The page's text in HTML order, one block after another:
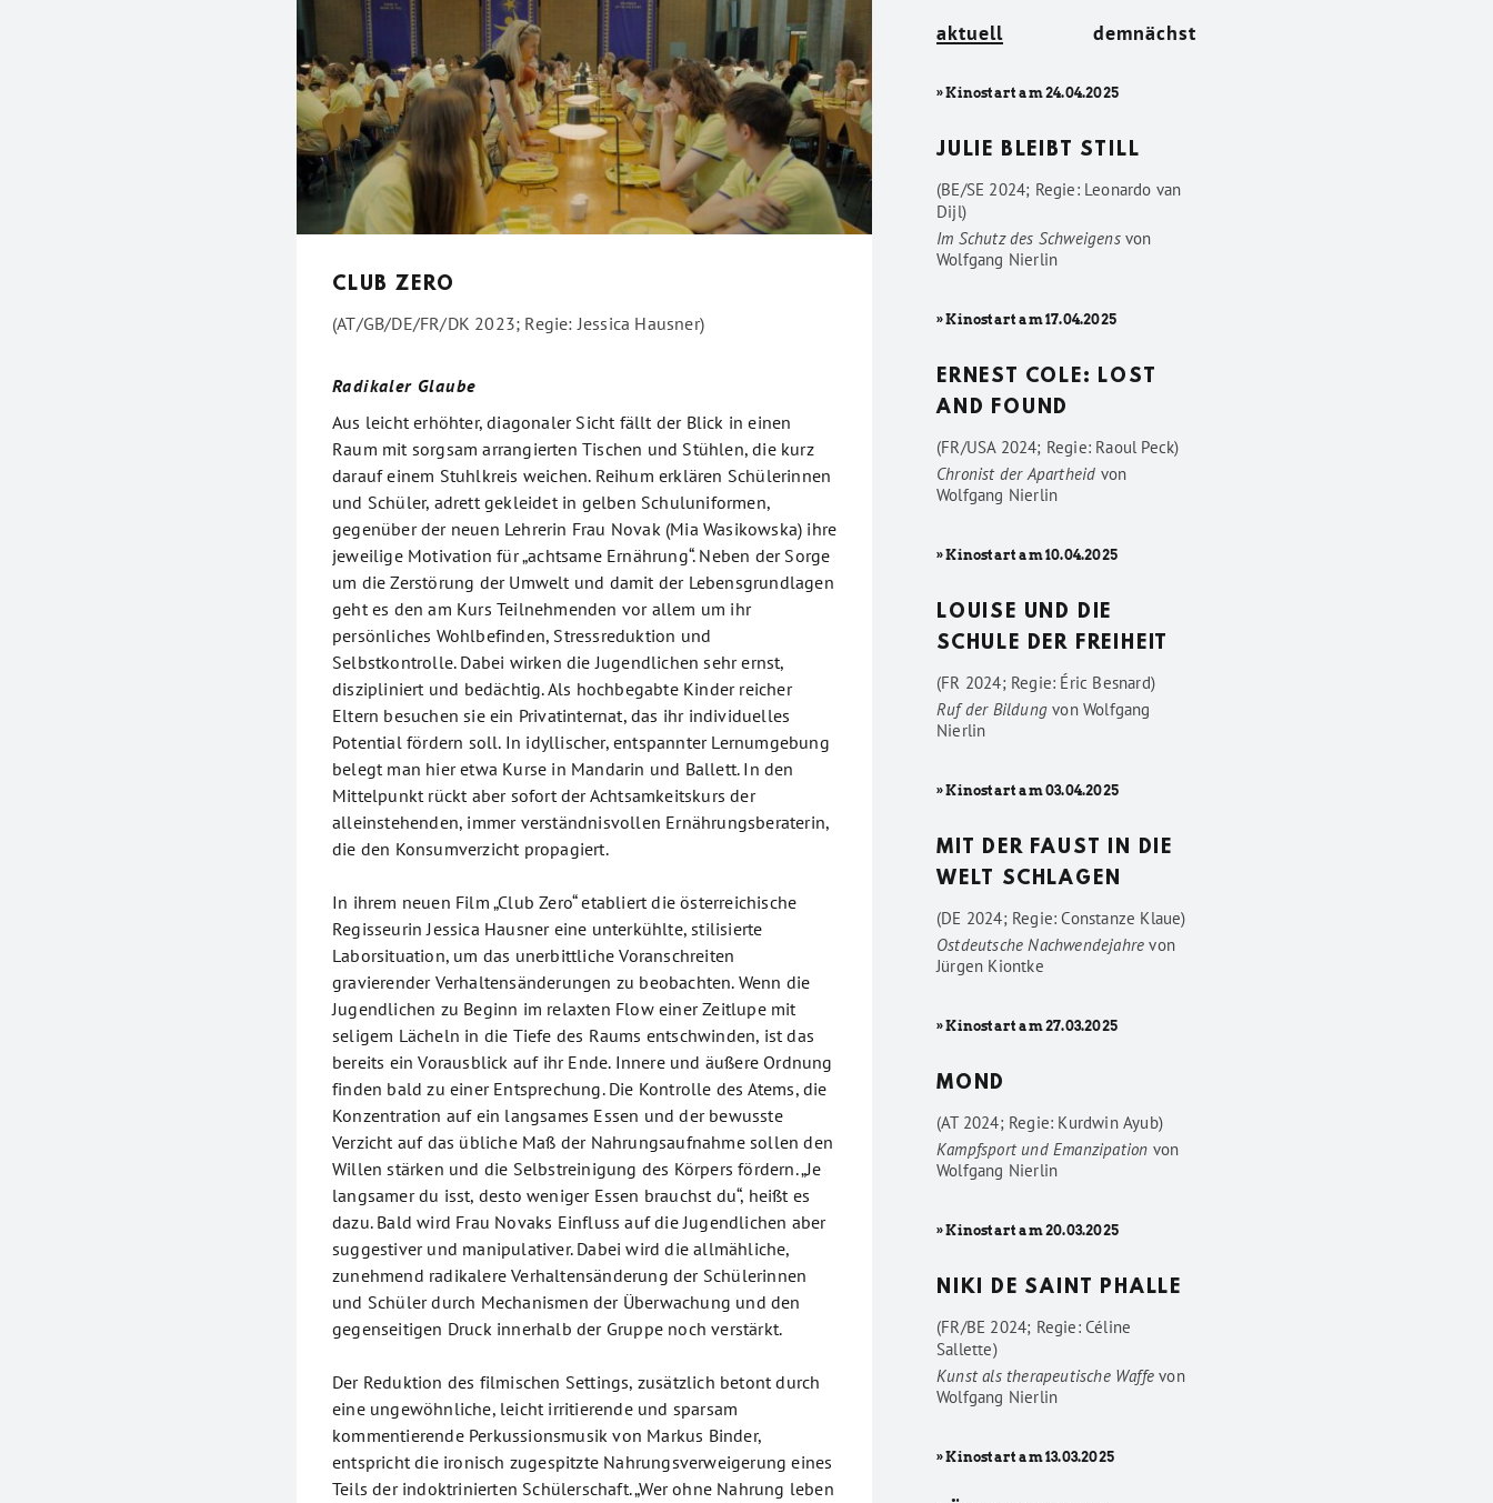
CLUB ZERO
(AT/GB/DE/FR/DK 2023; Regie: Jessica Hausner)
Radikaler Glaube
Aus leicht erhöhter, diagonaler Sicht fällt der Blick in einen
Raum mit sorgsam arrangierten Tischen und Stühlen, die kurz
darauf einem Stuhlkreis weichen. Reihum erklären Schülerinnen
und Schüler, adrett gekleidet in gelben Schuluniformen,
gegenüber der neuen Lehrerin Frau Novak (Mia Wasikowska) ihre
jeweilige Motivation für „achtsame Ernährung“. Neben der Sorge
um die Zerstörung der Umwelt und damit der Lebensgrundlagen
geht es den am Kurs Teilnehmenden vor allem um ihr
persönliches Wohlbefinden, Stressreduktion und
Selbstkontrolle. Dabei wirken die Jugendlichen sehr ernst,
diszipliniert und bedächtig. Als hochbegabte Kinder reicher
Eltern besuchen sie ein Privatinternat, das ihr individuelles
Potential fördern soll. In idyllischer, entspannter Lernumgebung
belegt man hier etwa Kurse in Mandarin und Ballett. In den
Mittelpunkt rückt aber sofort der Achtsamkeitskurs der
alleinstehenden, immer verständnisvollen Ernährungsberaterin,
die den Konsumverzicht propagiert.
In ihrem neuen Film „Club Zero“ etabliert die österreichische
Regisseurin Jessica Hausner eine unterkühlte, stilisierte
Laborsituation, um das unerbittliche Voranschreiten
gravierender Verhaltensänderungen zu beobachten. Wenn die
Jugendlichen zu Beginn im relaxten Flow einer Zeitlupe mit
seligem Lächeln in die Tiefe des Raums entschwinden, ist das
bereits ein Vorausblick auf ihr Ende. Innere und äußere Ordnung
finden bald zu einer Entsprechung. Die Kontrolle des Atems, die
Konzentration auf ein langsames Essen und der bewusste
Verzicht auf das übliche Maß der Nahrungsaufnahme sollen den
Willen stärken und die Selbstreinigung des Körpers fördern. „Je
langsamer du isst, desto weniger Essen brauchst du“, heißt es
dazu. Bald wird Frau Novaks Einfluss auf die Jugendlichen aber
suggestiver und manipulativer. Dabei wird die allmähliche,
zunehmend radikalere Verhaltensänderung der Schülerinnen
und Schüler durch Mechanismen der Überwachung und den
gegenseitigen Druck innerhalb der Gruppe noch verstärkt.
Der Reduktion des filmischen Settings, zusätzlich betont durch
eine ungewöhnliche, leicht irritierende und sparsam
kommentierende Perkussionsmusik von Markus Binder,
entspricht die ironisch zugespitzte Nahrungsverweigerung eines
Teils der indoktrinierten Schülerschaft. „Wer ohne Nahrung leben
aktuell demnächst
» Kinostart am 24.04.2025
JULIE BLEIBT STILL
(BE/SE 2024; Regie: Leonardo van
Dijl)
Im Schutz des Schweigensvon
Wolfgang Nierlin
» Kinostart am 17.04.2025
ERNEST COLE: LOST
AND FOUND
(FR/USA 2024; Regie: Raoul Peck)
Chronist der Apartheid von
Wolfgang Nierlin
» Kinostart am 10.04.2025
LOUISE UND DIE
SCHULE DER FREIHEIT
(FR 2024; Regie: Éric Besnard)
Ruf der Bildungvon Wolfgang
Nierlin
» Kinostart am 03.04.2025
MIT DER FAUST IN DIE
WELT SCHLAGEN
(DE 2024; Regie: Constanze Klaue)
Ostdeutsche Nachwendejahre von
Jürgen Kiontke
» Kinostart am 27.03.2025
MOND
(AT 2024; Regie: Kurdwin Ayub)
Kampfsport und Emanzipation von
Wolfgang Nierlin
» Kinostart am 20.03.2025
NIKI DE SAINT PHALLE
(FR/BE 2024; Regie: Céline
Sallette)
Kunst als therapeutische Waffevon
Wolfgang Nierlin
» Kinostart am 13.03.2025